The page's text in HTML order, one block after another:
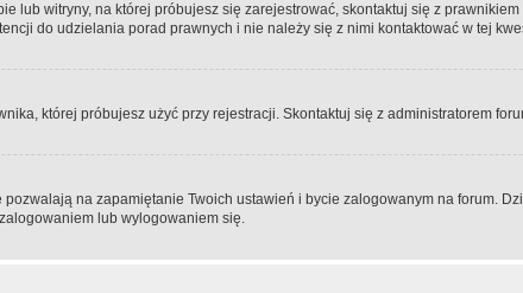
lub witryny, na której próbujesz się zarejestrować, skontaktuj się z
do udzielania porad prawnych i nie należy się z nimi kontaktować w tej
której próbujesz użyć przy rejestracji. Skontaktuj się z administratorem
na zapamiętanie Twoich ustawień i bycie zalogowanym na forum.
lub wylogowaniem się.